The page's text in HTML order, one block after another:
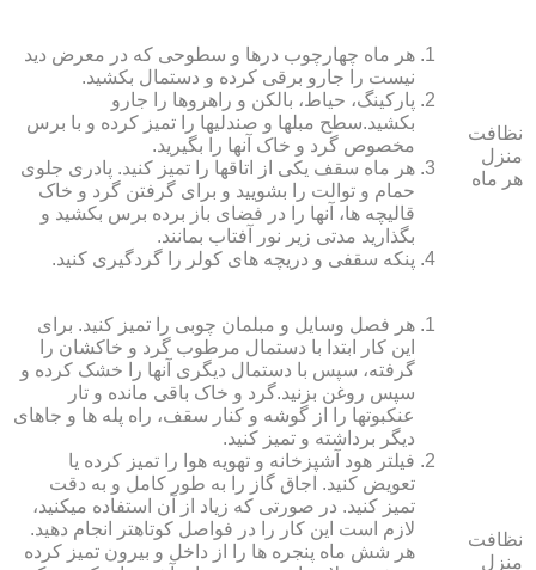
نظافت
منزل
هر ماه
هر ماه چهارچوب درها و سطوحی که در معرض دید
نیست را جارو برقی کرده و دستمال بکشید.
پارکینگ، حیاط، بالکن و راهروها را جارو
بکشید.سطح مبل‏ها و صندلی‏ها را تمیز کرده و با برس
مخصوص گرد و خاک آنها را بگیرید.
هر ماه سقف یکی از اتاق‏ها را تمیز کنید. پادری جلوی
حمام و توالت را بشویید و برای گرفتن گرد و خاک
قالیچه‏ ها، آنها را در فضای باز برده برس بکشید و
بگذارید مدتی زیر نور آفتاب بمانند.
پنکه سقفی و دریچه‏ های کولر را گردگیری کنید.
نظافت
منزل
هر فصل وسایل و مبلمان چوبی را تمیز کنید. برای
این کار ابتدا با دستمال مرطوب گرد و خاک‏شان را
گرفته، سپس با دستمال دیگری آنها را خشک کرده و
سپس روغن بزنید.گرد و خاک باقی مانده و تار
عنکبوت‏ها را از گوشه و کنار سقف، راه پله‏ ها و جاهای
دیگر برداشته و تمیز کنید.
فیلتر هود آشپزخانه و تهویه هوا را تمیز کرده یا
تعویض کنید. اجاق گاز را به طور کامل و به دقت
تمیز کنید. در صورتی که زیاد از آن استفاده می‏کنید،
لازم است این کار را در فواصل کوتاه‏تر انجام دهید.
هر شش ماه پنجره‏ ها را از داخل و بیرون تمیز کرده